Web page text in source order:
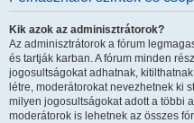
Kik azok az adminisztrátorok?
Az adminisztrátorok a fórum
és tartják karban. A fórum minden
jogosultságokat adhatnak,
létre, moderátorokat nevezhetnek ki
milyen jogosultságokat adott a többi
moderátorok is lehetnek az összes